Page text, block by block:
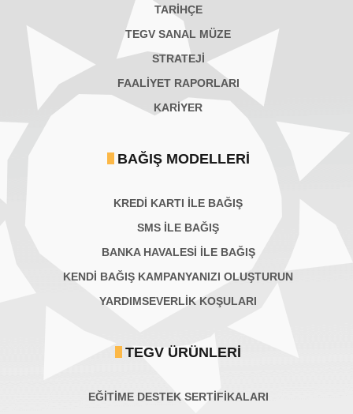
TARİHÇE
TEGV SANAL MÜZE
STRATEJİ
FAALİYET RAPORLARI
KARIYER
BAĞIŞ MODELLERI
KREDİ KARTI İLE BAĞIŞ
SMS İLE BAĞIŞ
BANKA HAVALESİ İLE BAĞIŞ
KENDİ BAĞIŞ KAMPANYANIZI OLUŞTURUN
YARDIMSEVERLİK KOŞULARI
TEGV ÜRÜNLERI
EĞİTİME DESTEK SERTİFİKALARI